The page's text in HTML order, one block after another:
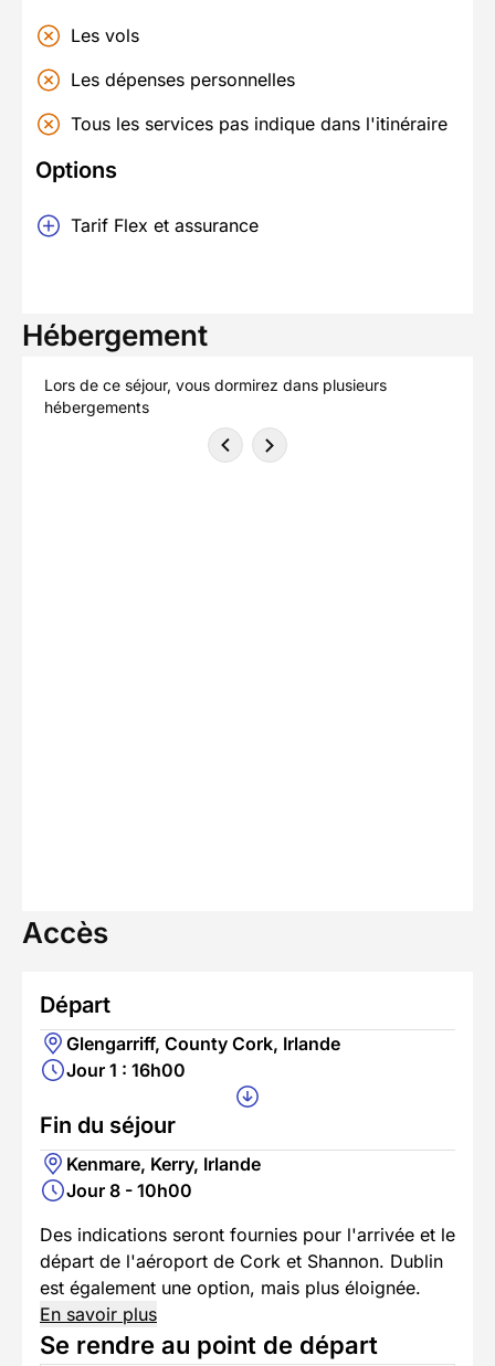
Les vols
Les dépenses personnelles
Tous les services pas indique dans l'itinéraire
Options
Tarif Flex et assurance
Hébergement
Lors de ce séjour, vous dormirez dans plusieurs
hébergements
Accès
Départ
Glengarriff, County Cork, Irlande
Jour 1 : 16h00
Fin du séjour
Kenmare, Kerry, Irlande
Jour 8 - 10h00
Des indications seront fournies pour l'arrivée et le
départ de l'aéroport de Cork et Shannon. Dublin
est également une option, mais plus éloignée.
En savoir plus
Se rendre au point de départ